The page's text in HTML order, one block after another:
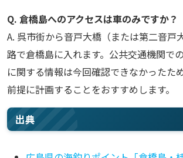
Q. 倉橋島へのアクセスは車のみですか？
A. 呉市街から音戸大橋（または第二音戸
路で倉橋島に入れます。公共交通機関で
に関する情報は今回確認できなかったた
前提に計画することをおすすめします。
出典